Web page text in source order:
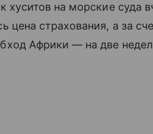
хуситов на морские суда
цена страхования, а за
Африки — на две